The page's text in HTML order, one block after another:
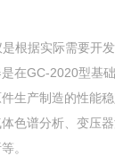
根据实际需要开
在GC-2020型基
生产制造的性能
色谱分析、变压
。